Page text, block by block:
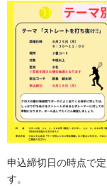
申込締切日の時点で
す。